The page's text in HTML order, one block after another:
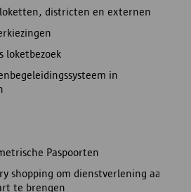
districten en externen
loketbezoek
in
Paspoorten
shopping om dienstverlening aan
te brengen